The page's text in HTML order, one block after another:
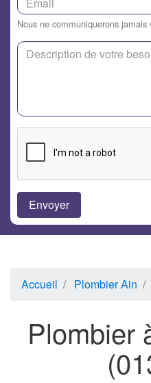
Nous ne communiquerons
Accueil Plombier Ain
Plombier